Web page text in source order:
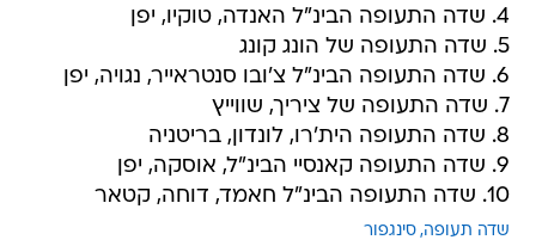
4. שדה התעופה הבינ"ל האנדה, טוקיו, יפן
5. שדה התעופה של הונג קונג
6. שדה התעופה הבינ"ל צ'ובו סנטראייר, נגויה, יפן
7. שדה התעופה של ציריך, שווייץ
8. שדה התעופה הית'רו, לונדון, בריטניה
9. שדה התעופה קאנסיי הבינ"ל, אוסקה, יפן
10. שדה התעופה הבינ"ל חאמד, דוחה, קטאר
שדה תעופה סינגפור